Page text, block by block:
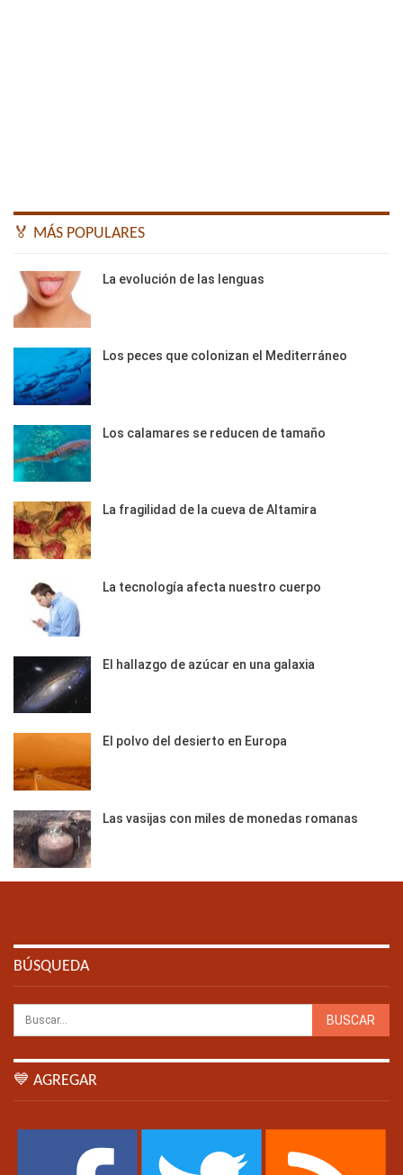
🏅 MÁS POPULARES
La evolución de las lenguas
Los peces que colonizan el Mediterráneo
Los calamares se reducen de tamaño
La fragilidad de la cueva de Altamira
La tecnología afecta nuestro cuerpo
El hallazgo de azúcar en una galaxia
El polvo del desierto en Europa
Las vasijas con miles de monedas romanas
BÚSQUEDA
💙 AGREGAR